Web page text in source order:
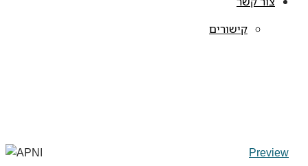
קישורים
Preview